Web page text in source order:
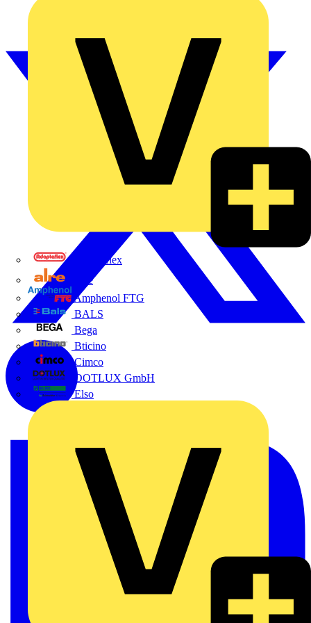
Adaptaflex
Alre
Amphenol FTG
BALS
Bega
Bticino
Cimco
DOTLUX GmbH
Elso